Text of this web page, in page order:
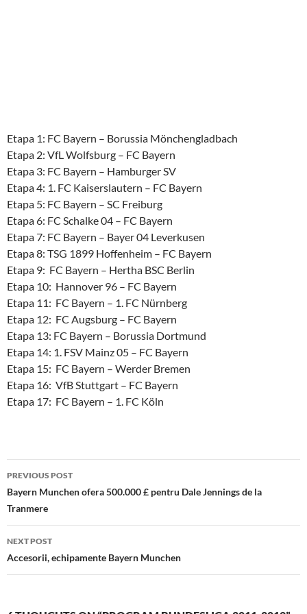
Etapa 1: FC Bayern – Borussia Mönchengladbach
Etapa 2: VfL Wolfsburg – FC Bayern
Etapa 3: FC Bayern – Hamburger SV
Etapa 4: 1. FC Kaiserslautern – FC Bayern
Etapa 5: FC Bayern – SC Freiburg
Etapa 6: FC Schalke 04 – FC Bayern
Etapa 7: FC Bayern – Bayer 04 Leverkusen
Etapa 8: TSG 1899 Hoffenheim – FC Bayern
Etapa 9: FC Bayern – Hertha BSC Berlin
Etapa 10: Hannover 96 – FC Bayern
Etapa 11: FC Bayern – 1. FC Nürnberg
Etapa 12: FC Augsburg – FC Bayern
Etapa 13: FC Bayern – Borussia Dortmund
Etapa 14: 1. FSV Mainz 05 – FC Bayern
Etapa 15: FC Bayern – Werder Bremen
Etapa 16: VfB Stuttgart – FC Bayern
Etapa 17: FC Bayern – 1. FC Köln
Post
navigation
PREVIOUS POST
Bayern Munchen ofera 500.000 £ pentru Dale Jennings de la
Tranmere
NEXT POST
Accesorii, echipamente Bayern Munchen